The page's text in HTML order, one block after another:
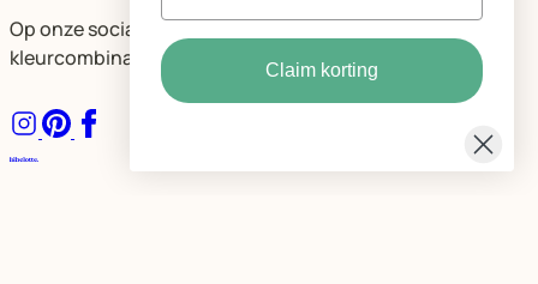
Op onze socials delen we volop ideeën voor de mooiste
kleurcombinaties en ruimtes.Claim korting